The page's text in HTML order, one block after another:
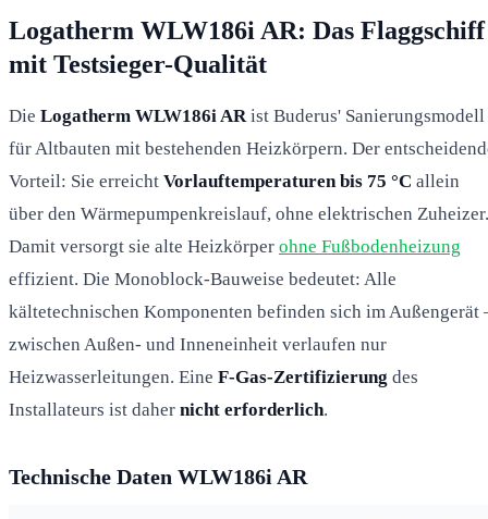
Logatherm WLW186i AR: Das Flaggschiff
mit Testsieger-Qualität
Die Logatherm WLW186i AR ist Buderus' Sanierungsmodell
für Altbauten mit bestehenden Heizkörpern. Der
Vorteil: Sie erreicht Vorlauftemperaturen bis 75 °C allein
über den Wärmepumpenkreislauf, ohne elektrischen Zuheizer.
Damit versorgt sie alte Heizkörper ohne Fußbodenheizung
effizient. Die Monoblock-Bauweise bedeutet: Alle
kältetechnischen Komponenten befinden sich im Außengerät
zwischen Außen- und Inneneinheit verlaufen nur
Heizwasserleitungen. Eine F-Gas-Zertifizierung des
Installateurs ist daher nicht erforderlich.
Technische Daten WLW186i AR